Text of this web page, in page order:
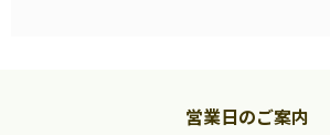
営業日のご案内